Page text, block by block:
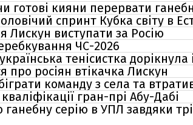
готові кияни перервати
спринт Кубка світу в
Лискун виступати за Росію
ЧС-2026
тенісистка
росіян втікачка Лискун
команду з села та
гран-прі Абу-Дабі
серію в УПЛ завдяки